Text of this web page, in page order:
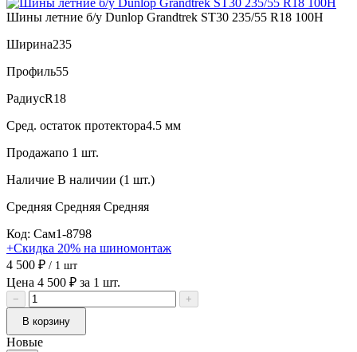
Шины летние б/у Dunlop Grandtrek ST30 235/55 R18 100H
Ширина235
Профиль55
РадиусR18
Сред. остаток протектора4.5 мм
Продажапо 1 шт.
Наличие В наличии (1 шт.)
Средняя Средняя Средняя
Код: Сам1-8798
+Скидка 20% на шиномонтаж
4 500 ₽ / 1 шт
Цена 4 500 ₽ за 1 шт.
−
+
В корзину
Новые